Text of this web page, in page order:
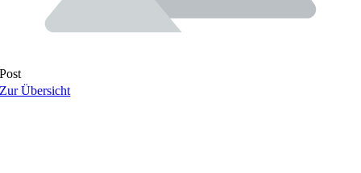
Post
Zur Übersicht